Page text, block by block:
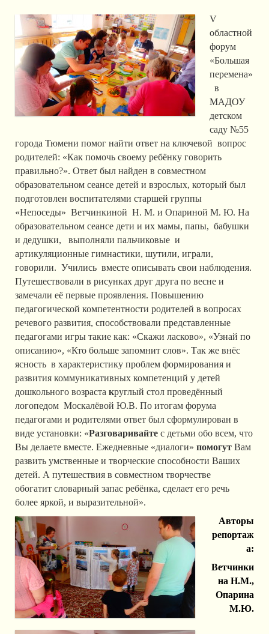
V
областной
форум
«Большая
перемена»
в
МАДОУ
детском
саду №55
города Тюмени помог найти ответ на ключевой вопрос
родителей: «Как помочь своему ребёнку говорить
правильно?». Ответ был найден в совместном
образовательном сеансе детей и взрослых, который был
подготовлен воспитателями старшей группы
«Непоседы» Ветчинкиной Н. М. и Опариной М. Ю. На
образовательном сеансе дети и их мамы, папы, бабушки
и дедушки, выполняли пальчиковые и
артикуляционные гимнастики, шутили, играли,
говорили. Учились вместе описывать свои наблюдения.
Путешествовали в рисунках друг друга по весне и
замечали её первые проявления. Повышению
педагогической компетентности родителей в вопросах
речевого развития, способствовали представленные
педагогами игры такие как: «Скажи ласково», «Узнай по
описанию», «Кто больше запомнит слов». Так же внёс
ясность в характеристику проблем формирования и
развития коммуникативных компетенций у детей
дошкольного возраста круглый стол проведённый
логопедом Москалёвой Ю.В. По итогам форума
педагогами и родителями ответ был сформулирован в
виде установки: «Разговаривайте с детьми обо всем, что
Вы делаете вместе. Ежедневные «диалоги» помогут Вам
развить умственные и творческие способности Ваших
детей. А путешествия в совместном творчестве
обогатит словарный запас ребёнка, сделает его речь
более яркой, и выразительной».
Авторы
репортаж
а:
Ветчинки
на Н.М.,
Опарина
М.Ю.